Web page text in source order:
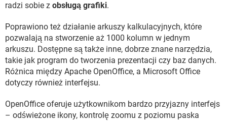
radzi sobie z obsługą grafiki.
Poprawiono też działanie arkuszy kalkulacyjnych, które
pozwalają na stworzenie aż 1000 kolumn w jednym
arkuszu. Dostępne są także inne, dobrze znane narzędzia,
takie jak program do tworzenia prezentacji czy baz danych.
Różnica między Apache OpenOffice, a Microsoft Office
dotyczy również interfejsu.
OpenOffice oferuje użytkownikom bardzo przyjazny interfejs
– odświeżone ikony, kontrolę zoomu z poziomu paska